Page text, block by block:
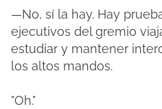
—No, sí la hay. Hay
ejecutivos del gremio
estudiar y mantener
los altos mandos.
"Oh."